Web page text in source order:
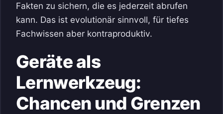
Fakten zu sichern, die es jederzeit abrufen
kann. Das ist evolutionär sinnvoll, für tiefes
Fachwissen aber kontraproduktiv.
Geräte als
Lernwerkzeug:
Chancen und Grenzen